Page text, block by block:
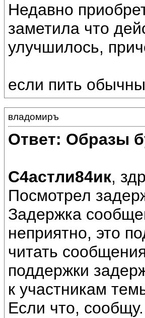
Недавно
заметила что
улучшилось,
если пить
владомиръ
Ответ: Образы
С4астли84ик,
Посмотрел
Задержка
неприятно, это
читать
поддержки
к участникам
Если что, сообщу.